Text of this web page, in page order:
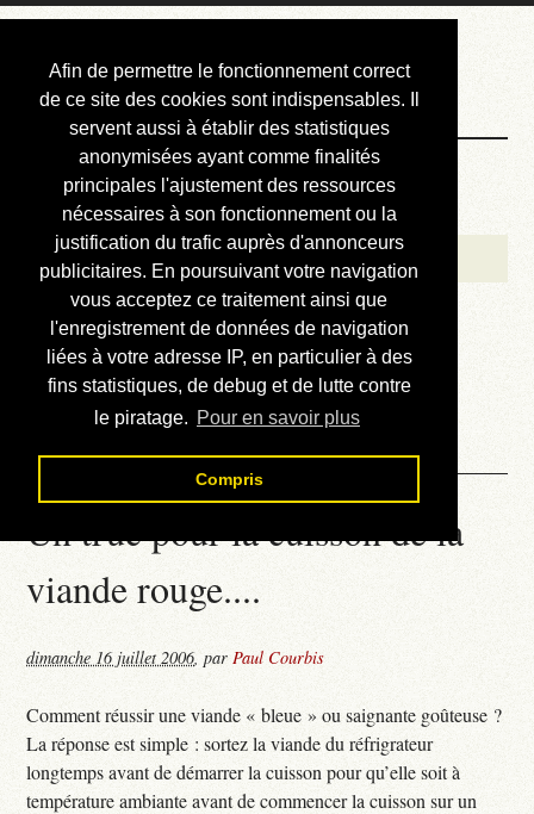
Afin de permettre le fonctionnement correct
de ce site des cookies sont indispensables. Il
servent aussi à établir des statistiques
anonymisées ayant comme finalités
principales l'ajustement des ressources
nécessaires à son fonctionnement ou la
justification du trafic auprès d'annonceurs
publicitaires. En poursuivant votre navigation
vous acceptez ce traitement ainsi que
l'enregistrement de données de navigation
liées à votre adresse IP, en particulier à des
fins statistiques, de debug et de lutte contre
le piratage. Pour en savoir plus
Compris
Courbis, « LE »
Blog Officiel
Bienvenue
Réalisations
Divers (et d’été)
Annonces
Liens externes
Téléchargement
Contact
Un truc pour la cuisson de la
viande rouge....
dimanche 16 juillet 2006,parPaul Courbis
Comment réussir une viande « bleue » ou saignante goûteuse ?
La réponse est simple : sortez la viande du réfrigrateur
longtemps avant de démarrer la cuisson pour qu’elle soit à
température ambiante avant de commencer la cuisson sur un